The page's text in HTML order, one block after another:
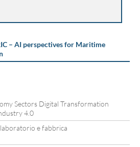
– AI perspectives for Maritime
Sectors Digital Transformation
4.0
laboratorio e fabbrica